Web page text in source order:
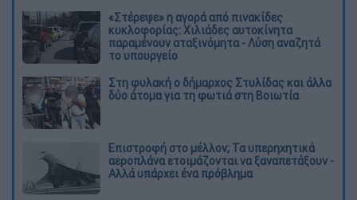
«Στέρεψε» η αγορά από πινακίδες
κυκλοφορίας: Χιλιάδες αυτοκίνητα
παραμένουν αταξινόμητα - Λύση αναζητά
το υπουργείο
Στη φυλακή ο δήμαρχος Στυλίδας και άλλα
δύο άτομα για τη φωτιά στη Βοιωτία
Επιστροφή στο μέλλον; Τα υπερηχητικά
αεροπλάνα ετοιμάζονται να ξαναπετάξουν -
Αλλά υπάρχει ένα πρόβλημα